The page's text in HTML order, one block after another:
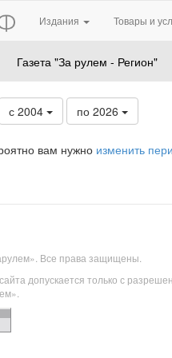
Издания Товары и
Газета "За рулем - Регион"
с 2004 по 2026
вам нужно изменить
Все права защищены.
допускается только с